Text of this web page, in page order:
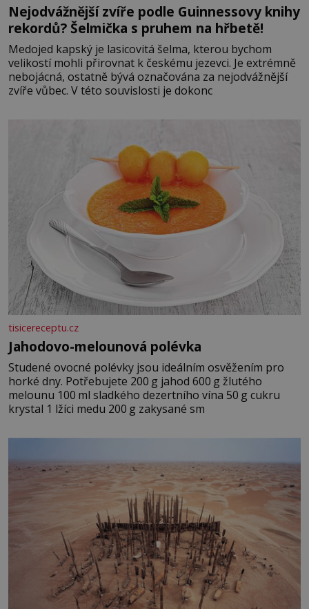
Nejodvážnější zvíře podle Guinnessovy knihy
rekordů? Šelmička s pruhem na hřbetě!
Medojed kapský je lasicovitá šelma, kterou bychom
velikostí mohli přirovnat k českému jezevci. Je extrémně
nebojácná, ostatně bývá označována za nejodvážnější
zvíře vůbec. V této souvislosti je dokonc
tisicereceptu.cz
Jahodovo-melounová polévka
Studené ovocné polévky jsou ideálním osvěžením pro
horké dny. Potřebujete 200 g jahod 600 g žlutého
melounu 100 ml sladkého dezertního vína 50 g cukru
krystal 1 lžíci medu 200 g zakysané sm